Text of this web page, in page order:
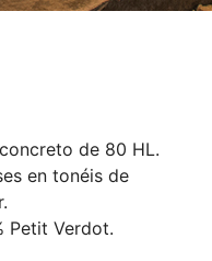
de 80 HL.
en tonéis de
Petit Verdot.